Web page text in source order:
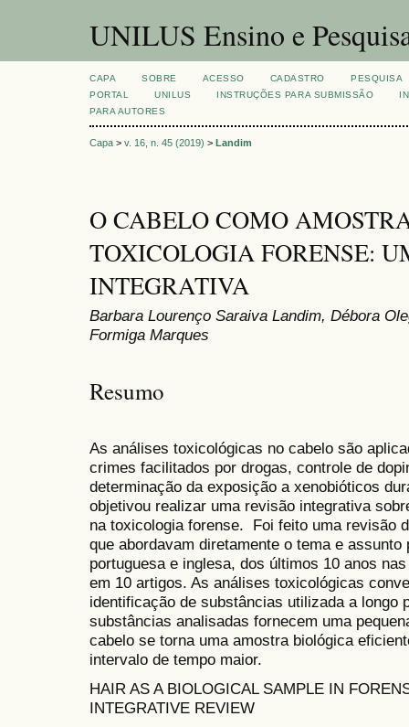
UNILUS Ensino e
CAPA SOBRE ACESSO CADASTRO
PESQUISA
PORTAL
UNILUS INSTRUÇÕES PARA SUBMISSÃO
PARA AUTORES
Capa > v. 16, n. 45 (2019) > Landim
O CABELO COMO
TOXICOLOGIA FORENSE:
INTEGRATIVA
Barbara Lourenço Saraiva Landim, Débora
Formiga Marques
Resumo
As análises toxicológicas no cabelo são
crimes facilitados por drogas, controle de
determinação da exposição a xenobióticos
objetivou realizar uma revisão integrativa
na toxicologia forense. Foi feito uma revisão
que abordavam diretamente o tema e
portuguesa e inglesa, dos últimos 10 anos
em 10 artigos. As análises toxicológicas
identificação de substâncias utilizada a longo
substâncias analisadas fornecem uma
cabelo se torna uma amostra biológica
intervalo de tempo maior.
HAIR AS A BIOLOGICAL SAMPLE IN
INTEGRATIVE REVIEW